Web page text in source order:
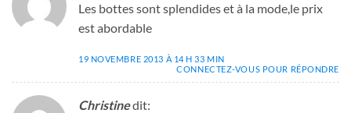
Les bottes sont splendides et à la mode,le prix
est abordable
19 NOVEMBRE 2013 À 14 H 33 MIN
CONNECTEZ-VOUS POUR RÉPONDRE
Christinedit: